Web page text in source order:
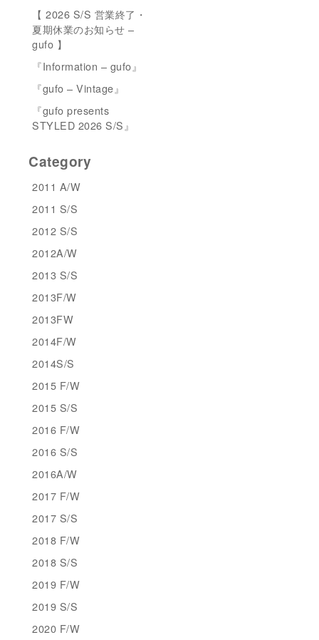
【 2026 S/S 営業終了・
夏期休業のお知らせ –
gufo 】
『Information – gufo』
『gufo – Vintage』
『gufo presents
STYLED 2026 S/S』
Category
2011 A/W
2011 S/S
2012 S/S
2012A/W
2013 S/S
2013F/W
2013FW
2014F/W
2014S/S
2015 F/W
2015 S/S
2016 F/W
2016 S/S
2016A/W
2017 F/W
2017 S/S
2018 F/W
2018 S/S
2019 F/W
2019 S/S
2020 F/W